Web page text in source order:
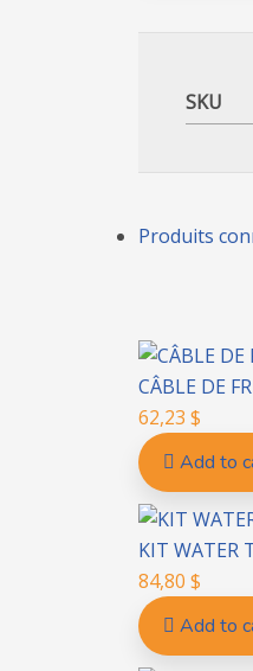
SKU
Produits
CÂBLE DE
62,23 $
Add to
KIT WATER
84,80 $
Add to